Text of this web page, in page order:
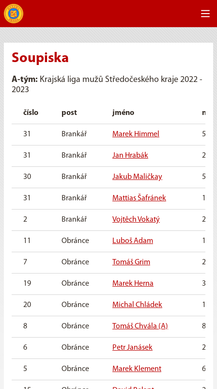
Soupiska
A-tým: Krajská liga mužů Středočeského kraje 2022 -
2023
číslo post jméno
31 Brankář Marek Himmel 5. 2.
31 Brankář Jan Hrabák 22.
30 Brankář Jakub Maličkay 5.
31 Brankář Mattias Šafránek 16.
2 Brankář Vojtěch Vokatý 22.
11 Obránce Luboš Adam 11.
7 Obránce Tomáš Grim 24.
19 Obránce Marek Herna 3. 9.
20 Obránce Michal Chládek 11.
8 Obránce Tomáš Chvála (A) 8.
6 Obránce Petr Janásek 21.
5 Obránce Marek Klement 6. 1.